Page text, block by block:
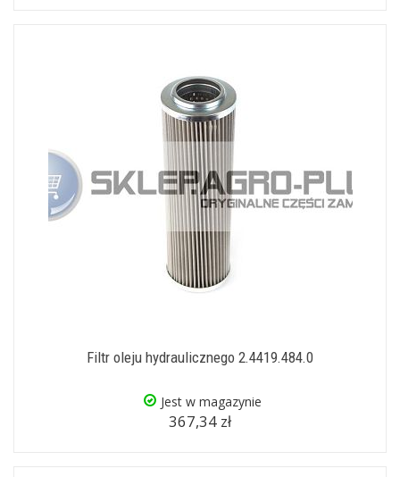
Filtr oleju hydraulicznego 2.4419.484.0
Jest w magazynie
367,34 zł